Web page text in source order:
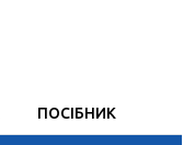
ПОСІБНИК